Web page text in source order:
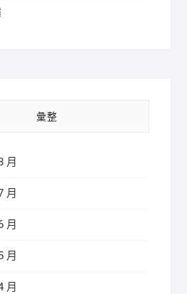
彙整
月
月
月
月
月